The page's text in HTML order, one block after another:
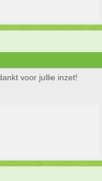
voor jullie inzet!